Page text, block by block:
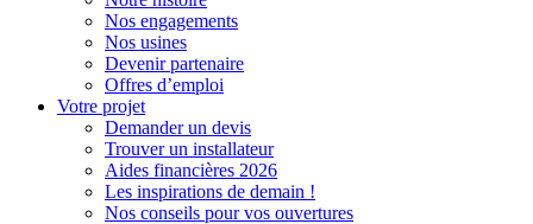
Nos engagements
Nos usines
Devenir partenaire
Offres d’emploi
Votre projet
Demander un devis
Trouver un installateur
Aides financières 2026
Les inspirations de demain !
Nos conseils pour vos ouvertures